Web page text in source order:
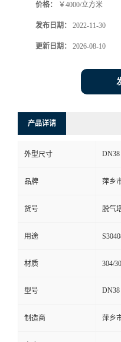
价格： ￥4000/立方米
发布日期： 2022-11-30
更新日期： 2026-08-10
产品详请
外型尺寸 DN38
品牌 萍乡
货号 脱气
用途
材质 304/
型号 DN38
制造商 萍乡